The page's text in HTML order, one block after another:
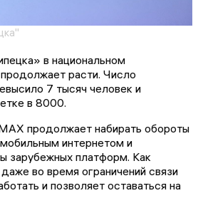
в национальном
расти. Число
7 тысяч человек и
в 8000.
продолжает набирать обороты
интернетом и
зарубежных платформ. Как
во время ограничений связи
и позволяет оставаться на